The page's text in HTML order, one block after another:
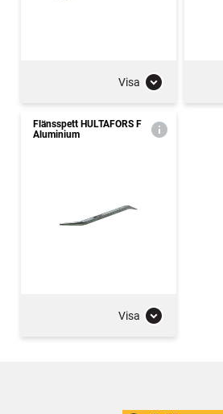
Visa
Flänsspett HULTAFORS F
Aluminium
Visa